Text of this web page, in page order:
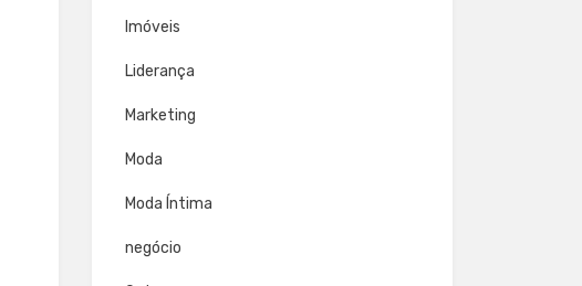
Imóveis
Liderança
Marketing
Moda
Moda Íntima
negócio